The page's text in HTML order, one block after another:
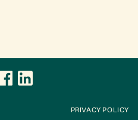
PRIVACY POLICY